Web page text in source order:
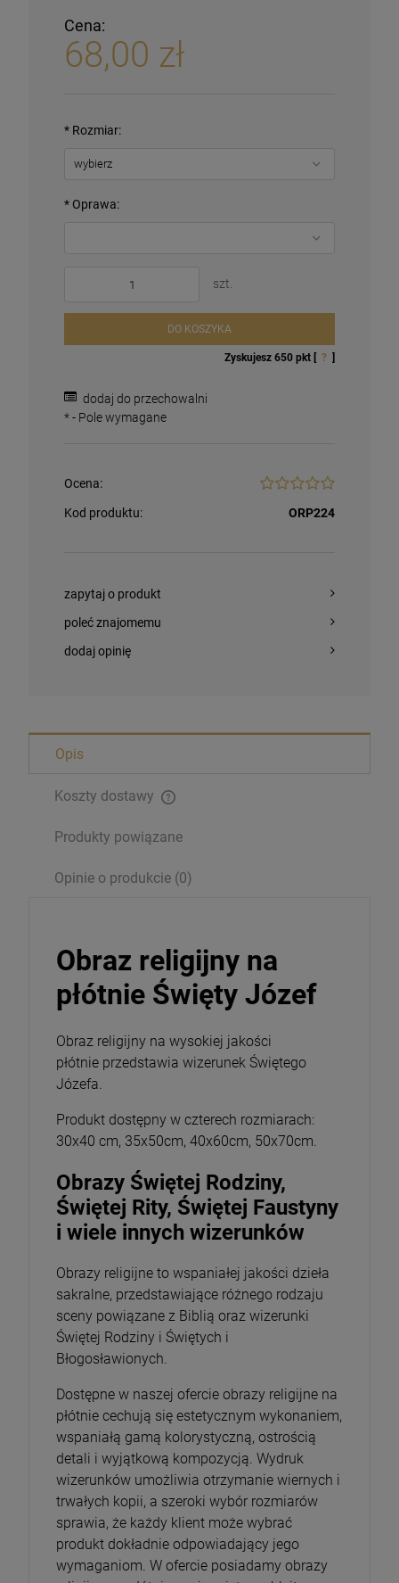
Wyszyński
26,00 zł
Cena:
68,00 zł
* Rozmiar:
* Oprawa:
szt.
DO KOSZYKA
Zyskujesz 650 pkt [ ? ]
dodaj do przechowalni
*- Pole wymagane
Ocena:
Kod produktu: ORP224
zapytaj o produkt
poleć znajomemu
dodaj opinię
Opis
Koszty dostawy
Produkty powiązane
Opinie o produkcie (0)
Obraz religijny na
płótnie Święty Józef
Obraz religijny na wysokiej jakości
płótnie przedstawia wizerunek Świętego
Józefa.
Produkt dostępny w czterech rozmiarach:
30x40 cm, 35x50cm, 40x60cm, 50x70cm.
Obrazy Świętej Rodziny,
Świętej Rity, Świętej Faustyny
i wiele innych wizerunków
Obrazy religijne to wspaniałej jakości dzieła
sakralne, przedstawiające różnego rodzaju
sceny powiązane z Biblią oraz wizerunki
Świętej Rodziny i Świętych i
Błogosławionych.
Dostępne w naszej ofercie obrazy religijne na
płótnie cechują się estetycznym wykonaniem,
wspaniałą gamą kolorystyczną, ostrością
detali i wyjątkową kompozycją. Wydruk
wizerunków umożliwia otrzymanie wiernych i
trwałych kopii, a szeroki wybór rozmiarów
sprawia, że każdy klient może wybrać
produkt dokładnie odpowiadający jego
wymaganiom. W ofercie posiadamy obrazy